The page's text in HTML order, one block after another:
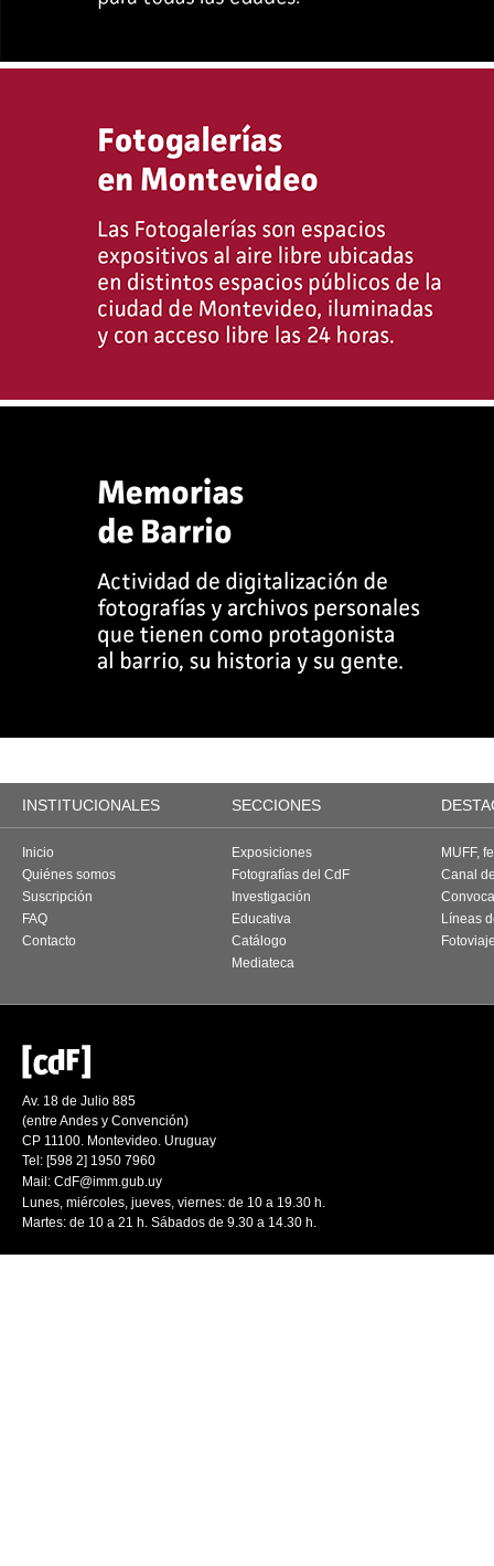
INSTITUCIONALES SECCIONES
Inicio
Quiénes somos
Suscripción
FAQ
Contacto
Exposiciones
Fotografías del CdF
Investigación
Educativa
Catálogo
Mediateca
MUFF,
Canal
Líneas
Av. 18 de Julio 885
(entre Andes y Convención)
CP 11100. Montevideo. Uruguay
Tel: [598 2] 1950 7960
Mail: CdF@imm.gub.uy
Lunes, miércoles, jueves, viernes: de 10 a 19.30 h.
Martes: de 10 a 21 h. Sábados de 9.30 a 14.30 h.